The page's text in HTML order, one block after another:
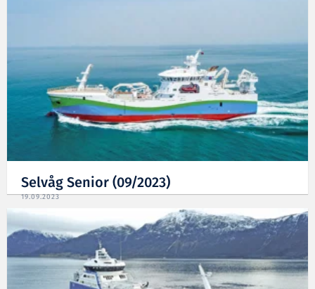
Selvåg Senior (09/2023)
19.09.2023